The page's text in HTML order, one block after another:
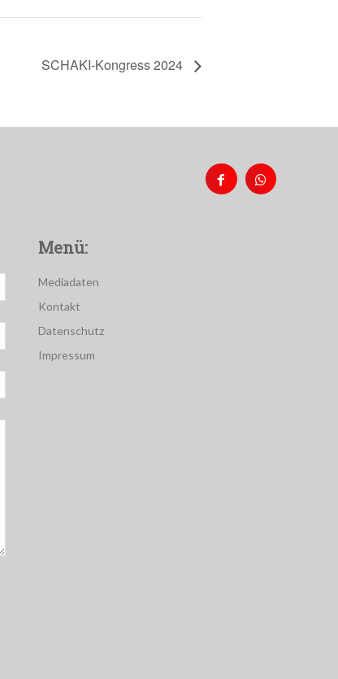
SCHAKI-Kongress 2024
Menü:
Mediadaten
Kontakt
Datenschutz
Impressum